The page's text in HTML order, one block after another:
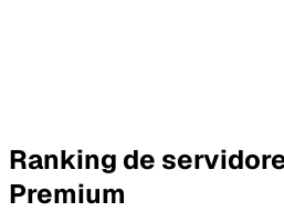
Ranking de
Premium